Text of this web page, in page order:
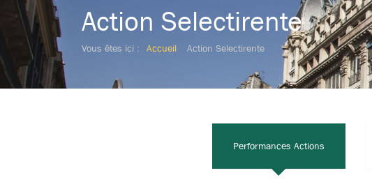
Action Selectirente
Vous êtes ici : Accueil Action Selectirente
Performances Actions